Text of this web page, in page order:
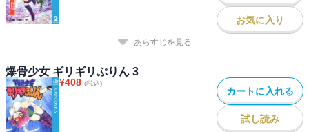
お気に入り
あらすじを見る
爆骨少女 ギリギリぷりん 3
¥408 (税込)
カートに入れる
試し読み